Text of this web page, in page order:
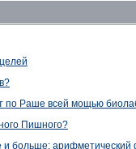
по Раше всей мощью
Пишного?
и больше: арифметический